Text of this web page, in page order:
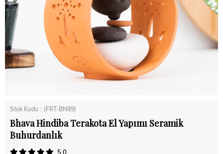
Stok Kodu (FRT-BN89)
Bhava Hindiba Terakota El Yapımı Seramik
Buhurdanlık
5.0